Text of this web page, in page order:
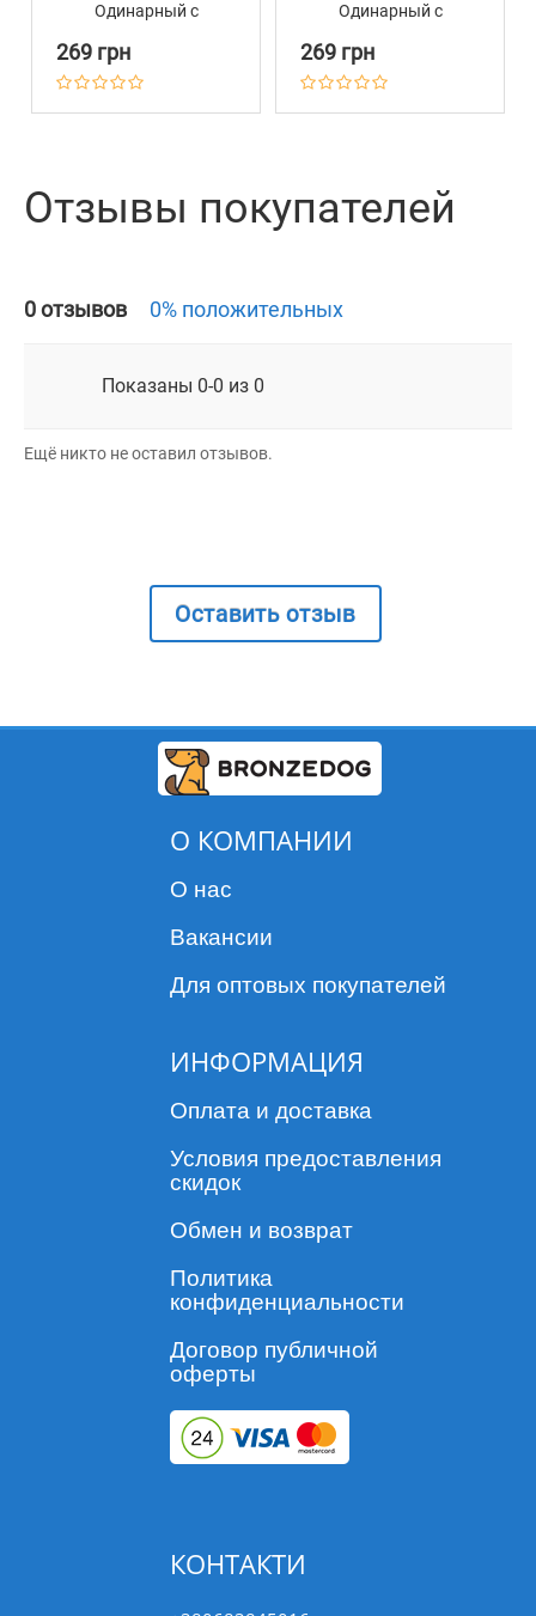
Одинарный с
Тиснением Волна
Розовый
269 грн
Одинарный с
Тиснением Волна
Чёрный
269 грн
Отзывы покупателей
0 отзывов 0% положительных
Показаны 0-0 из 0
Ещё никто не оставил отзывов.
Оставить отзыв
О КОМПАНИИ
О нас
Вакансии
Для оптовых покупателей
ИНФОРМАЦИЯ
Оплата и доставка
Условия предоставления
скидок
Обмен и возврат
Политика
конфиденциальности
Договор публичной
оферты
КОНТАКТИ